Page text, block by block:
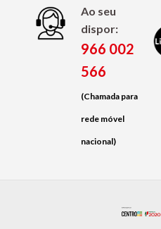
Ao seu
dispor:
966 002
566
(Chamada para
rede móvel
nacional)